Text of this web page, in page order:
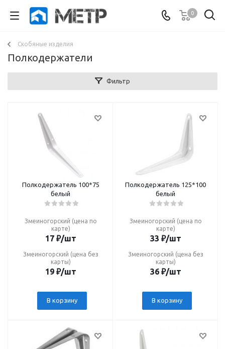
0
Скобяные изделия
Полкодержатели
Фильтр
Полкодержатель 100*75
белый
Змеиногорский (цена по
карте)
17₽/шт
Змеиногорский (цена без
карты)
19₽/шт
В корзину
Полкодержатель 125*100
белый
Змеиногорский (цена по
карте)
33 ₽/шт
Змеиногорский (цена без
карты)
36₽/шт
В корзину